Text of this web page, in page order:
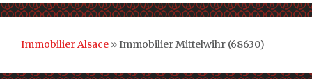
Immobilier Alsace »Immobilier Mittelwihr (68630)